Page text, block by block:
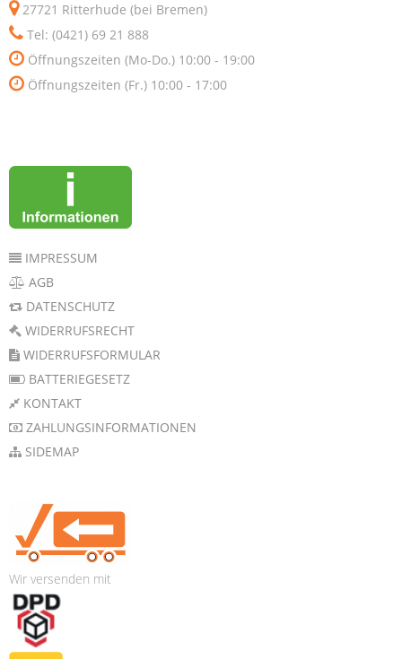
27721 Ritterhude (bei Bremen)
Tel: (0421) 69 21 888
Öffnungszeiten (Mo-Do.) 10:00 - 19:00
Öffnungszeiten (Fr.) 10:00 - 17:00
IMPRESSUM
AGB
DATENSCHUTZ
WIDERRUFSRECHT
WIDERRUFSFORMULAR
BATTERIEGESETZ
KONTAKT
ZAHLUNGSINFORMATIONEN
SIDEMAP
Wir versenden mit